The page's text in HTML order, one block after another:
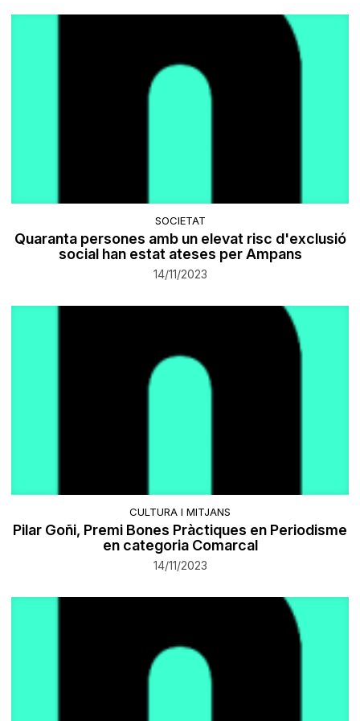
SOCIETAT
Quaranta persones amb un elevat risc d'exclusió
social han estat ateses per Ampans
14/11/2023
CULTURA I MITJANS
Pilar Goñi, Premi Bones Pràctiques en Periodisme
en categoria Comarcal
14/11/2023